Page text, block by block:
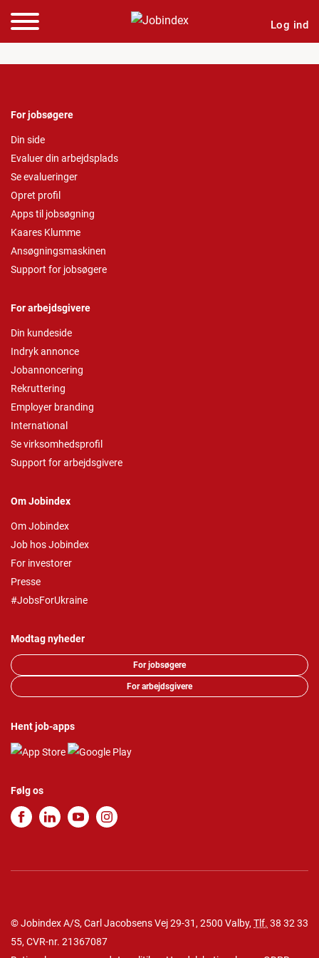
Log ind
For jobsøgere
Din side
Evaluer din arbejdsplads
Se evalueringer
Opret profil
Apps til jobsøgning
Kaares Klumme
Ansøgningsmaskinen
Support for jobsøgere
For arbejdsgivere
Din kundeside
Indryk annonce
Jobannoncering
Rekruttering
Employer branding
International
Se virksomhedsprofil
Support for arbejdsgivere
Om Jobindex
Om Jobindex
Job hos Jobindex
For investorer
Presse
#JobsForUkraine
Modtag nyheder
For jobsøgere
For arbejdsgivere
Hent job-apps
Følg os
© Jobindex A/S, Carl Jacobsens Vej 29-31, 2500 Valby, Tlf. 38 32 33
55, CVR-nr. 21367087